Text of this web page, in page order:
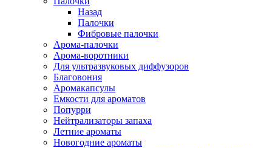
Назад
Палочки
Фибровые палочки
Арома-палочки
Арома-воротники
Для ультразвуковых диффузоров
Благовония
Аромакапсулы
Емкости для ароматов
Попурри
Нейтрализаторы запаха
Летние ароматы
Новогодние ароматы